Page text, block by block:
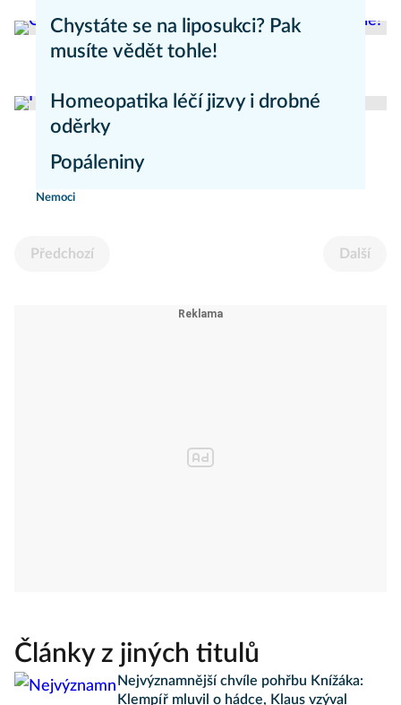
Chystáte se na liposukci? Pak
musíte vědět tohle!
Homeopatika léčí jizvy i drobné
oděrky
Homeopatie
Popáleniny
Nemoci
Předchozí Další
Články z jiných titulů
Nejvýznamnější chvíle pohřbu Knížáka:
Klempíř mluvil o hádce, Klaus vzýval